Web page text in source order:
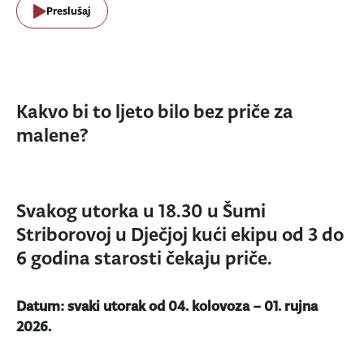
Preslušaj
Kakvo bi to ljeto bilo bez priče za
malene?
Svakog utorka u 18.30 u Šumi
Striborovoj u Dječjoj kući ekipu od 3 do
6 godina starosti čekaju priče.
Datum: svaki utorak od 04. kolovoza – 01. rujna
2026.